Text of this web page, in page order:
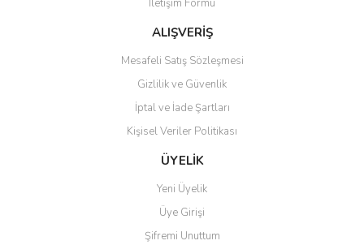
İletişim Formu
ALIŞVERİŞ
Mesafeli Satış Sözleşmesi
Gizlilik ve Güvenlik
İptal ve İade Şartları
Kişisel Veriler Politikası
ÜYELİK
Yeni Üyelik
Üye Girişi
Şifremi Unuttum